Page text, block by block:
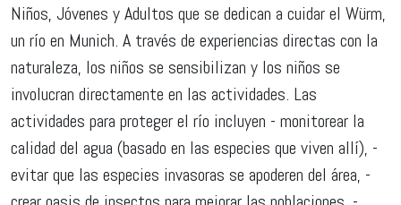
Niños, Jóvenes y Adultos que se dedican a cuidar el Würm,
un río en Munich. A través de experiencias directas con la
naturaleza, los niños se sensibilizan y los niños se
involucran directamente en las actividades. Las
actividades para proteger el río incluyen - monitorear la
calidad del agua (basado en las especies que viven allí), -
evitar que las especies invasoras se apoderen del área, -